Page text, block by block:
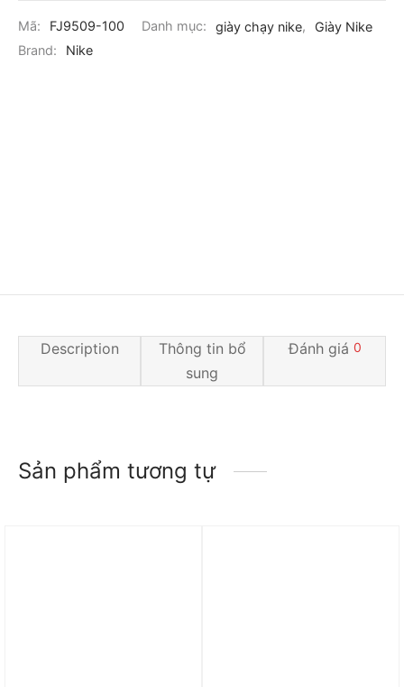
Mã: FJ9509-100 Danh mục: giày chạy nike,
Giày Nike
Brand:
Nike
Description
Thông tin bổ
sung
Đánh giá 0
Sản phẩm tương tự